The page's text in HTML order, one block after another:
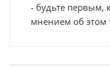
- будьте первым,
мнением об этом